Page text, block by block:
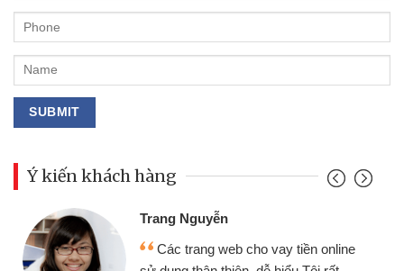
Ý kiến khách hàng
Trang Nguyễn
Các trang web cho vay tiền online